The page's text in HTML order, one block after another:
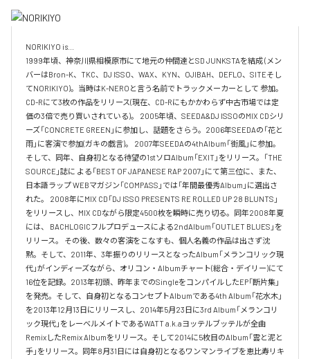
NORIKIYO is...
1999年頃、神奈川県相模原市にて地元の仲間達とSD JUNKSTAを結成 (メン
バーはBron-K、TKC、DJ ISSO、WAX、KYN、OJIBAH、DEFLO、SITEそし
てNORIKIYO)。当時はK-NEROと言う名前でトラックメーカーとして 参加。
CD-Rにて3枚の作品をリリース(現在、CD-Rにもかかわらず中古市場では定
価の3倍で売り買いされている)。 2005年頃、SEEDA&DJ ISSOのMIX CDシリ
ーズ「CONCRETE GREEN」に参加し、話題をさらう。2006年SEEDAの「花と
雨」に客演で参加(ガキの戯言)。 2007年SEEDAの4thAlbum「街風」に参加。
そして、同年、自身初となる待望の1stソロAlbum「EXIT」をリリース。「THE
SOURCE」誌に よる「BEST OF JAPANESE RAP 2007」にて第三位に、また、
日本語ラップ WEBマガジン「COMPASS」では「年間最優秀Album」に選出さ
れた。 2008年にMIX CD「DJ ISSO PRESENTS RE ROLLED UP 28 BLUNTS」
をリリースし、MIX CDながら限定4500枚を瞬時に売り切る。同年2008年夏
には、 BACHLOGICフルプロデュースによる2ndAlbum「OUTLET BLUES」を
リリース。 その後、数々の客演をこなすも、個人名義の作品は出さず沈
黙。そして、2011年、3年振りのリリースとなったAlbum「メランコリック現
代」がインディーズながら、オリコン・Albumチャート(総合・デイリー)にて
16位を記録。2013年初頭、昨年までのSingleをコンパイルしたEP「断片集」
を発売。そして、自身初となるコンセプトAlbumである4th Album「花水木」
を2013年12月13日にリリースし、2014年5月23日に3rd Album「メランコリ
ック現代」をレーベルメイトであるWATT a.k.aヨッテルブッテルが全曲
RemixしたRemix Albumをリリース。そして2014に5枚目のAlbum「雲と泥と
手」をリリース。同年8月31日には自身初となるワンマンライブを恵比寿リキ